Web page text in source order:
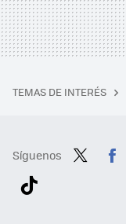
TEMAS DE INTERÉS
Síguenos